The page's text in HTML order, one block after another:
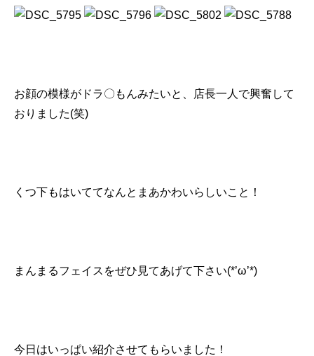
お顔の模様がドラ〇もんみたいと、店長一人で興奮して
おりました(笑)
くつ下もはいててなんとまあかわいらしいこと！
まんまるフェイスをぜひ見てあげて下さい(*’ω’*)
今日はいっぱい紹介させてもらいました！